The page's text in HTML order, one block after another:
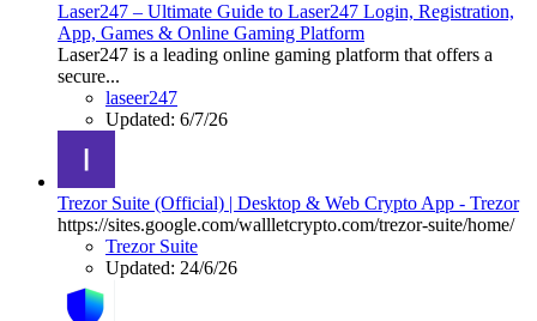
Laser247 – Ultimate Guide to Laser247 Login, Registration,
App, Games & Online Gaming Platform
Laser247 is a leading online gaming platform that offers a
secure...
laseer247
Updated: 6/7/26
Trezor Suite (Official) | Desktop & Web Crypto App - Trezor
https://sites.google.com/wallletcrypto.com/trezor-suite/home/
Trezor Suite
Updated: 24/6/26